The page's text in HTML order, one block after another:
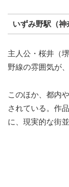
いずみ野駅（神
主人公・桜井（
野線の雰囲気が
このほか、都内
されている。作
に、現実的な街